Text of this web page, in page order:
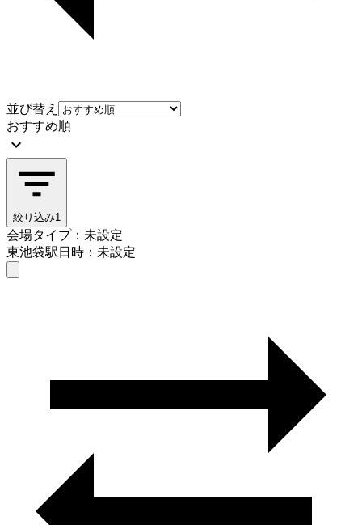
並び替え
おすすめ順
絞り込み1
会場タイプ：未設定
東池袋駅日時：未設定